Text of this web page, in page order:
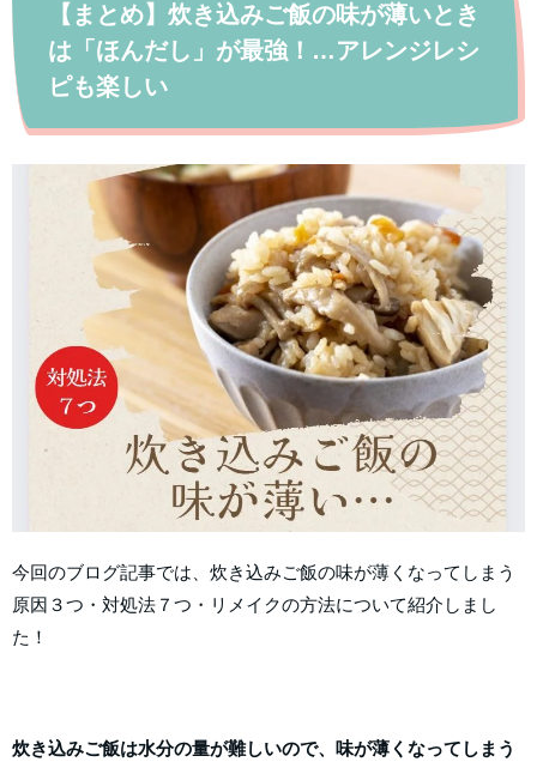
【まとめ】炊き込みご飯の味が薄いとき
は「ほんだし」が最強！…アレンジレシ
ピも楽しい
今回のブログ記事では、炊き込みご飯の味が薄くなってしまう
原因３つ・対処法７つ・リメイクの方法について紹介しまし
た！
炊き込みご飯は水分の量が難しいので、味が薄くなってしまう